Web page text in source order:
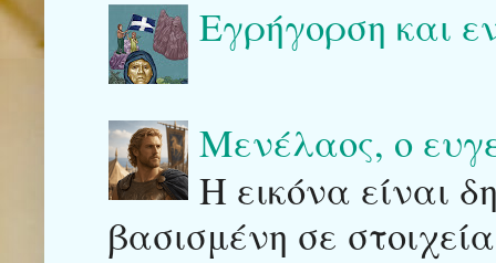
Εγρήγορση και
Μενέλαος, ο
Η εικόνα είναι
βασισμένη σε